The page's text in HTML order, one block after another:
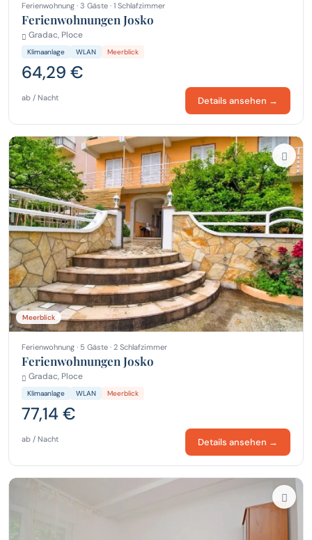
Ferienwohnung · 3 Gäste · 1 Schlafzimmer
Ferienwohnungen Josko
Gradac, Ploce
Klimaanlage WLAN Meerblick
64,29 €
ab / Nacht Details ansehen →
Meerblick
Ferienwohnung · 5 Gäste · 2 Schlafzimmer
Ferienwohnungen Josko
Gradac, Ploce
Klimaanlage WLAN Meerblick
77,14 €
ab / Nacht Details ansehen →